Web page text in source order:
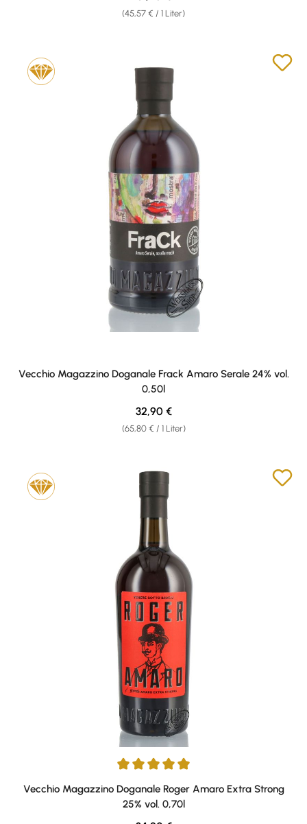
(45,57 € / 1 Liter)
Vecchio Magazzino Doganale Frack Amaro Serale 24% vol.
0,50l
(65,80 € / 1 Liter)
Regulärer Preis:
32,90 €
Durchschnittliche Bewertung von 5 von 5 Sternen
Vecchio Magazzino Doganale Roger Amaro Extra Strong
25% vol. 0,70l